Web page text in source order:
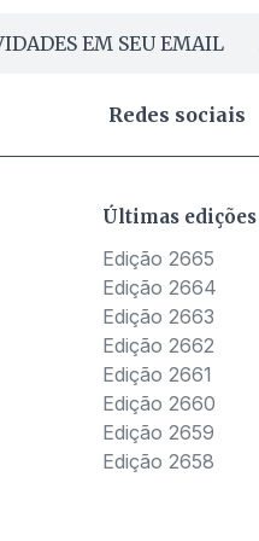
EM SEU EMAIL
Redes sociais
Últimas edições
Edição 2665
Edição 2664
Edição 2663
Edição 2662
Edição 2661
Edição 2660
Edição 2659
Edição 2658